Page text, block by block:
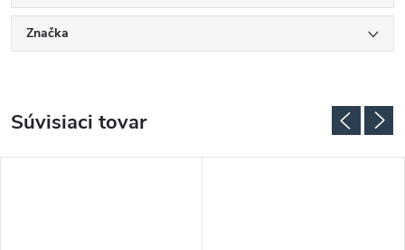
Značka
Súvisiaci tovar